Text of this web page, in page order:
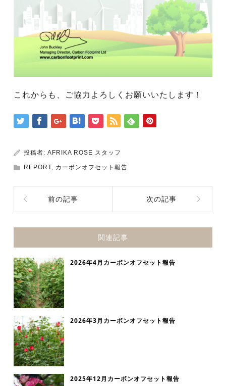
これからも、ご協力よろしくお願いいたします！
投稿者:AFRIKA ROSE スタッフ
REPORT, カーボンオフセット報告
前の記事 次の記事
関連記事
2026年4月カーボンオフセット報告
2026年3月カーボンオフセット報告
2025年12月カーボンオフセット報告